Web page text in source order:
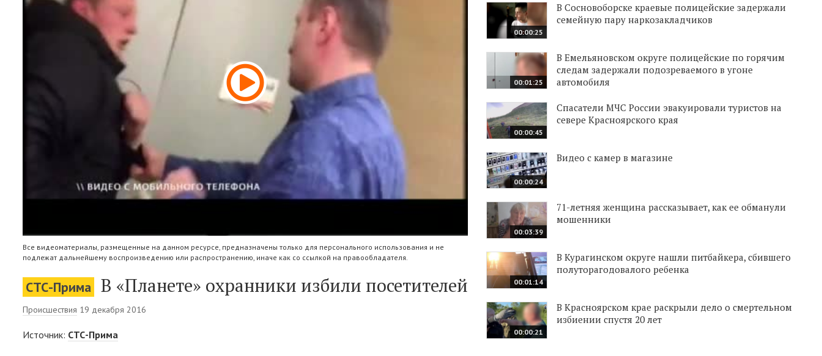
Все видеоматериалы, размещенные на данном ресурсе, предназначены только для персонального использования и не
подлежат дальнейшему воспроизведению или распространению, иначе как со ссылкой на правообладателя.
СТС-Прима В «Планете» охранники избили посетителей
Происшествия 19 декабря 2016
Источник: СТС-Прима
00:00:25
В Сосновоборске краевые полицейские задержали
семейную пару наркозакладчиков
00:01:25
В Емельяновском округе полицейские по горячим
следам задержали подозреваемого в угоне
автомобиля
00:00:45
Спасатели МЧС России эвакуировали туристов на
севере Красноярского края
00:00:24
Видео с камер в магазине
00:03:39
71-летняя женщина рассказывает, как ее обманули
мошенники
00:01:14
В Курагинском округе нашли питбайкера, сбившего
полуторагодовалого ребенка
00:00:21
В Красноярском крае раскрыли дело о смертельном
избиении спустя 20 лет